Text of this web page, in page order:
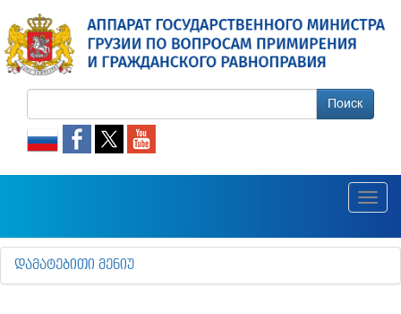
Поиск
ᲓᲐᲛᲐᲢᲔᲑᲘᲗᲘ ᲛᲔᲜᲘᲣ